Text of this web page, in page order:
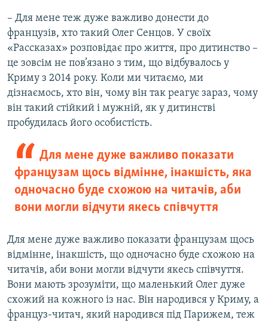
– Для мене теж дуже важливо донести до
французів, хто такий Олег Сенцов. У своїх
«Рассказах» розповідає про життя, про дитинство –
це зовсім не пов’язано з тим, що відбувалось у
Криму з 2014 року. Коли ми читаємо, ми
дізнаємось, хто він, чому він так реагує зараз, чому
він такий стійкий і мужній, як у дитинстві
пробудилась його особистість.
Для мене дуже важливо показати
французам щось відмінне, інакшість, яка
одночасно буде схожою на читачів, аби
вони могли відчути якесь співчуття
Для мене дуже важливо показати французам щось
відмінне, інакшість, що одночасно буде схожою на
читачів, аби вони могли відчути якесь співчуття.
Вони мають зрозуміти, що маленький Олег дуже
схожий на кожного із нас. Він народився у Криму, а
француз-читач, який народився під Парижем, теж